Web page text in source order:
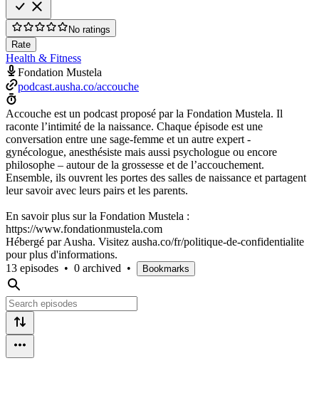
No ratings
Rate
Health & Fitness
Fondation Mustela
podcast.ausha.co/accouche
Accouche est un podcast proposé par la Fondation Mustela. Il
raconte l’intimité de la naissance. Chaque épisode est une
conversation entre une sage-femme et un autre expert -
gynécologue, anesthésiste mais aussi psychologue ou encore
philosophe – autour de la grossesse et de l’accouchement.
Ensemble, ils ouvrent les portes des salles de naissance et partagent
leur savoir avec leurs pairs et les parents.
En savoir plus sur la Fondation Mustela :
https://www.fondationmustela.com
Hébergé par Ausha. Visitez ausha.co/fr/politique-de-confidentialite
pour plus d'informations.
13 episodes • 0 archived • Bookmarks